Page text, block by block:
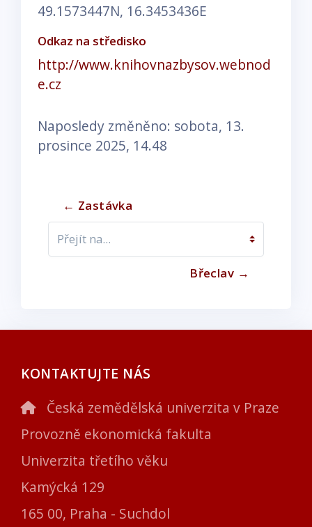
49.1573447N, 16.3453436E
Odkaz na středisko
http://www.knihovnazbysov.webnod
e.cz
Naposledy změněno: sobota, 13.
prosince 2025, 14.48
← Zastávka
Přejít na...
Břeclav →
KONTAKTUJTE NÁS
Česká zemědělská univerzita v Praze
Provozně ekonomická fakulta
Univerzita třetího věku
Kamýcká 129
165 00, Praha - Suchdol